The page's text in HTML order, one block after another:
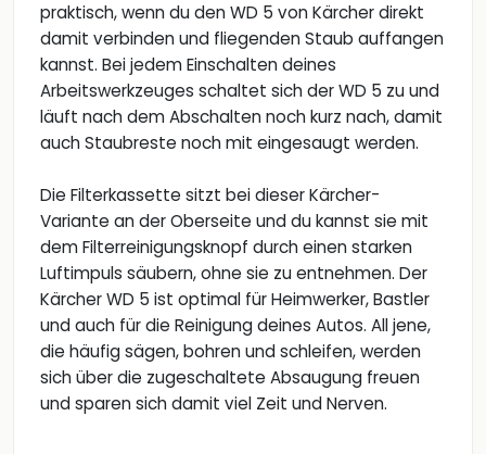
praktisch, wenn du den WD 5 von Kärcher direkt
damit verbinden und fliegenden Staub auffangen
kannst. Bei jedem Einschalten deines
Arbeitswerkzeuges schaltet sich der WD 5 zu und
läuft nach dem Abschalten noch kurz nach, damit
auch Staubreste noch mit eingesaugt werden.
Die Filterkassette sitzt bei dieser Kärcher-
Variante an der Oberseite und du kannst sie mit
dem Filterreinigungsknopf durch einen starken
Luftimpuls säubern, ohne sie zu entnehmen. Der
Kärcher WD 5 ist optimal für Heimwerker, Bastler
und auch für die Reinigung deines Autos. All jene,
die häufig sägen, bohren und schleifen, werden
sich über die zugeschaltete Absaugung freuen
und sparen sich damit viel Zeit und Nerven.